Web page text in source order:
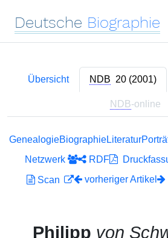
Deutsche Biographie
Übersicht NDB 20 (2001)
NDB-online
GenealogieBiographieLiteratur
Netzwerk
RDF
Scan
vorheriger Artikel
Philipp von